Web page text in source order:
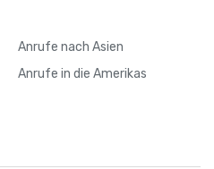
Anrufe nach Asien
Anrufe in die Amerikas